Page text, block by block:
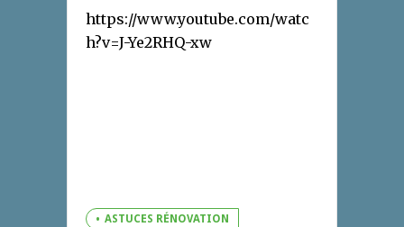
https://www.youtube.com/watc
h?v=J-Ye2RHQ-xw
ASTUCES RÉNOVATION